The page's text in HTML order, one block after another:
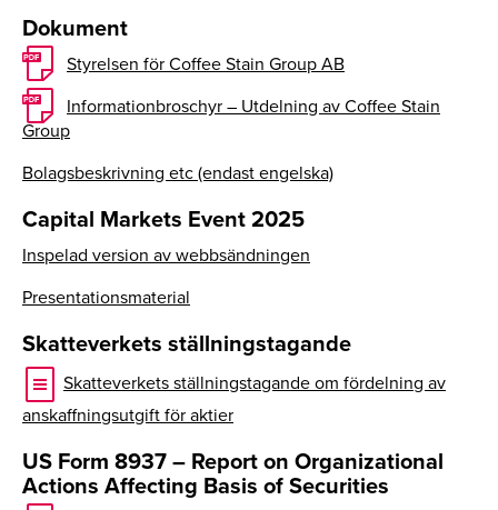
Dokument
Styrelsen för Coffee Stain Group AB
Informationbroschyr – Utdelning av Coffee Stain
Group
Bolagsbeskrivning etc (endast engelska)
Capital Markets Event 2025
Inspelad version av webbsändningen
Presentationsmaterial
Skatteverkets ställningstagande
Skatteverkets ställningstagande om fördelning av
anskaffningsutgift för aktier
US Form 8937 – Report on Organizational
Actions Affecting Basis of Securities